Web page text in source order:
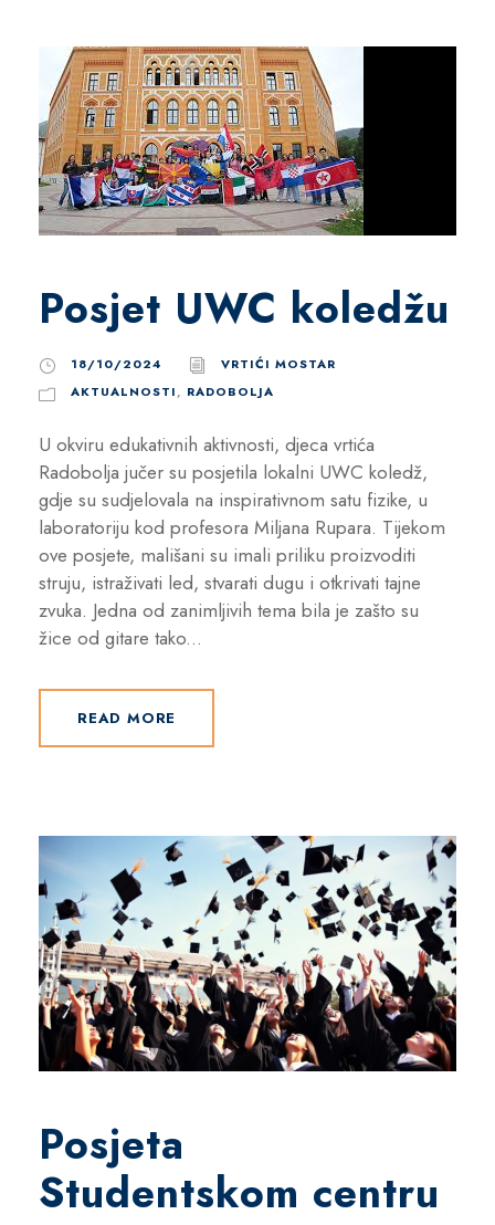
Posjet UWC koledžu
18/10/2024
VRTIĆI MOSTAR
AKTUALNOSTI, RADOBOLJA
U okviru edukativnih aktivnosti, djeca vrtića
Radobolja jučer su posjetila lokalni UWC koledž,
gdje su sudjelovala na inspirativnom satu fizike, u
laboratoriju kod profesora Miljana Rupara. Tijekom
ove posjete, mališani su imali priliku proizvoditi
struju, istraživati led, stvarati dugu i otkrivati tajne
zvuka. Jedna od zanimljivih tema bila je zašto su
žice od gitare tako...
READ MORE
Posjeta
Studentskom centru